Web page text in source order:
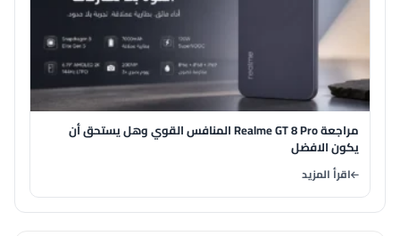
مراجعة Realme GT 8 Pro المنافس القوي وهل يستحق أن
يكون الافضل
اقرأ المزيد